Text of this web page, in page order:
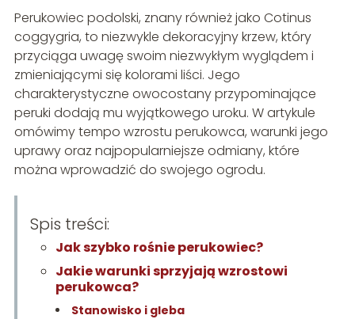
Perukowiec podolski, znany również jako Cotinus
coggygria, to niezwykle dekoracyjny krzew, który
przyciąga uwagę swoim niezwykłym wyglądem i
zmieniającymi się kolorami liści. Jego
charakterystyczne owocostany przypominające
peruki dodają mu wyjątkowego uroku. W artykule
omówimy tempo wzrostu perukowca, warunki jego
uprawy oraz najpopularniejsze odmiany, które
można wprowadzić do swojego ogrodu.
Spis treści:
Jak szybko rośnie perukowiec?
Jakie warunki sprzyjają wzrostowi
perukowca?
Stanowisko i gleba